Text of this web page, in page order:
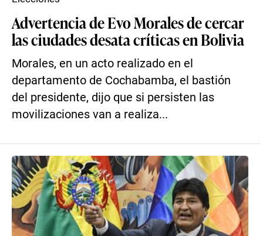
Advertencia de Evo Morales de cercar
las ciudades desata críticas en Bolivia
Morales, en un acto realizado en el
departamento de Cochabamba, el bastión
del presidente, dijo que si persisten las
movilizaciones van a realiza...